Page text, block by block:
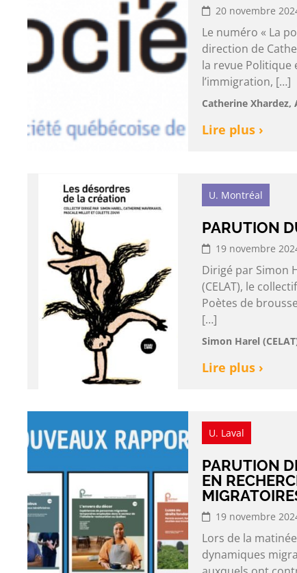
20 novembre
Le numéro « La
direction de
la revue Politique
l’immigration, […]
Catherine Xhardez,
Lire plus ›
U. Montréal
PARUTION
19 novembre
Dirigé par Simon
(CELAT), le
Poètes de
[…]
Simon Harel
Lire plus ›
U. Laval
PARUTION
EN
19 novembre
Lors de la
dynamiques